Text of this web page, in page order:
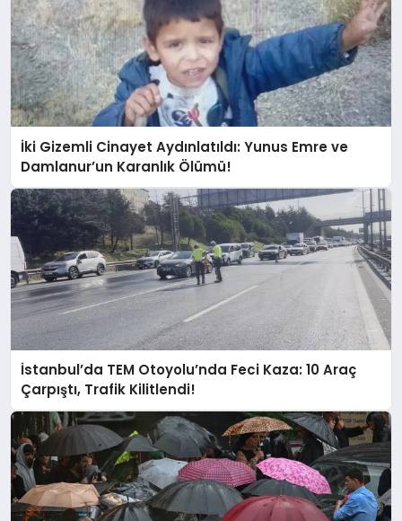
İki Gizemli Cinayet Aydınlatıldı: Yunus Emre ve
Damlanur’un Karanlık Ölümü!
İstanbul’da TEM Otoyolu’nda Feci Kaza: 10 Araç
Çarpıştı, Trafik Kilitlendi!